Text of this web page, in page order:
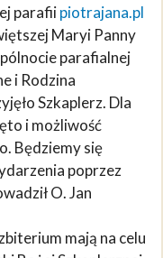
parafiipiotrajana.pl
Maryi Panny
parafialnej
i Rodzina
Szkaplerz. Dla
i możliwość
Będziemy się
poprzez
O. Jan
mają na celu